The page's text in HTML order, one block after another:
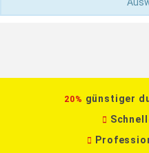
20% günstiger